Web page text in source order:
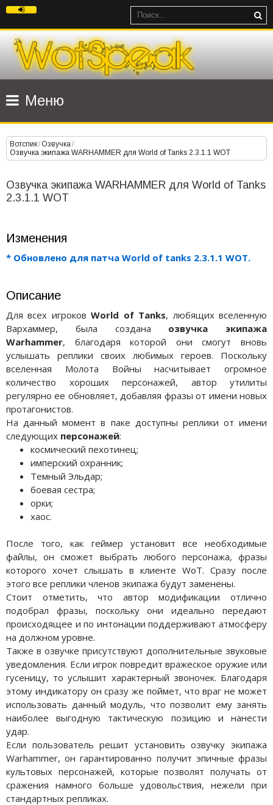
Меню
Вотспик/Озвучка/
Озвучка экипажа WARHAMMER для World of Tanks 2.3.1.1 WOT
Озвучка экипажа WARHAMMER для World of Tanks
2.3.1.1 WOT
Изменения
* Обновлено для патча World of tanks 2.3.1.1 WOT.
Описание
Для всех игроковWorld of Tanks, любящих вселенную
Вархаммер, была создана озвучка экипажа
Warhammer, благодаря которой они смогут вновь
услышать реплики своих любимых героев. Поскольку
вселенная Молота Войны насчитывает огромное
количество хороших персонажей, автор утилиты
регулярно ее обновляет, добавляя фразы от имени новых
протагонистов.
На данный момент в паке доступны реплики от имени
следующих персонажей:
космический пехотинец;
имперский охранник;
Темный Эльдар;
боевая сестра;
орки;
хаос.
После того, как геймер установит все необходимые
файлы, он сможет выбрать любого персонажа, фразы
которого хочет слышать в клиенте WoT. Сразу после
этого все реплики членов экипажа будут заменены.
Стоит отметить, что автор модификации отлично
подобрал фразы, поскольку они идеально передают
происходящее и по интонации поддерживают атмосферу
на должном уровне.
Также в озвучке присутствуют дополнительные звуковые
уведомления. Если игрок повредит вражеское оружие или
гусеницу, то услышит характерный звоночек. Благодаря
этому индикатору он сразу же поймет, что враг не может
использовать данный модуль, что позволит ему занять
наиболее выгодную тактическую позицию и нанести
удар.
Если пользователь решит установить озвучку экипажа
Warhammer, он гарантированно получит эпичные фразы
культовых персонажей, которые позволят получать от
сражения намного больше удовольствия, нежели при
стандартных репликах.